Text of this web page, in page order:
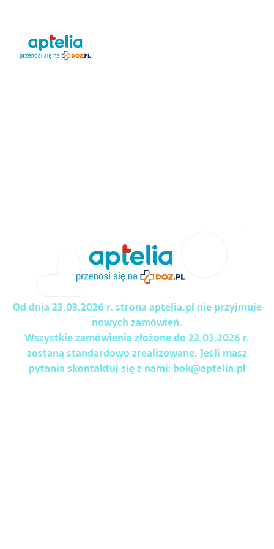
Od dnia 23.03.2026 r. strona aptelia.pl nie przyjmuje
nowych zamówień.
Wszystkie zamówienia złożone do 22.03.2026 r.
zostaną standardowo zrealizowane. Jeśli masz
pytania skontaktuj się z nami:bok@aptelia.pl